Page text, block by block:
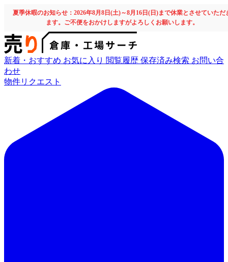
夏季休暇のお知らせ：2026年8月8日(土)～8月16日(日)まで休業とさせていただ
ます。ご不便をおかけしますがよろしくお願いします。
新着・おすすめ お気に入り 閲覧履歴 保存済み検索 お問い合
わせ
物件リクエスト